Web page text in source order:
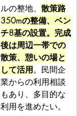
ルの整地、 散策路
350mの整備、ベン
チ8基の設置。完成
後は周辺一帯での
散策、憩いの場と
して活用。民間企
業からの利用相談
もあり、多目的な
利用を進めたい。